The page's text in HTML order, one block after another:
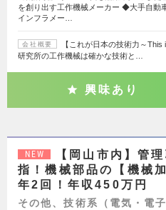
を創り出す工作機械メーカー ◆大手自動
インフラメー…
会社概要
【これが日本の技術力～
研究所の工作機械は確かな技術と…
興味あり
NEW
【岡山市内】管
指！機械部品の【機械
年2回！年収450万円
その他、技術系（電気・電子